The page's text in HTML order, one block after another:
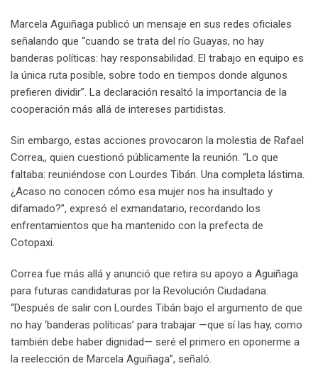
Marcela Aguiñaga publicó un mensaje en sus redes oficiales
señalando que “cuando se trata del río Guayas, no hay
banderas políticas: hay responsabilidad. El trabajo en equipo es
la única ruta posible, sobre todo en tiempos donde algunos
prefieren dividir”. La declaración resaltó la importancia de la
cooperación más allá de intereses partidistas.
Sin embargo, estas acciones provocaron la molestia de Rafael
Correa,, quien cuestionó públicamente la reunión. “Lo que
faltaba: reuniéndose con Lourdes Tibán. Una completa lástima.
¿Acaso no conocen cómo esa mujer nos ha insultado y
difamado?”, expresó el exmandatario, recordando los
enfrentamientos que ha mantenido con la prefecta de
Cotopaxi.
Correa fue más allá y anunció que retira su apoyo a Aguiñaga
para futuras candidaturas por la Revolución Ciudadana.
“Después de salir con Lourdes Tibán bajo el argumento de que
no hay ‘banderas políticas’ para trabajar —que sí las hay, como
también debe haber dignidad— seré el primero en oponerme a
la reelección de Marcela Aguiñaga”, señaló.